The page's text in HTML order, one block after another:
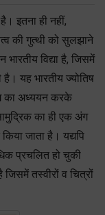
इतना ही नहीं,
की गुत्थी को सुलझाने
विद्या है, जिसमें
यह भारतीय ज्योतिष
का अध्ययन करके
का ही एक अंग
जाता है। यद्यपि
प्रचलित हो चुकी
तस्वीरों व चित्रों